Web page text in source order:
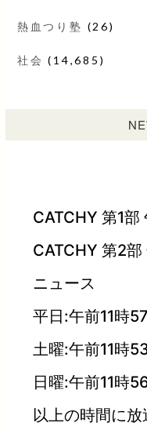
熱血つり塾 (26)
社会 (14,685)
CATCHY 第1部
CATCHY 第2部
ニュース
平日:午前11時
土曜:午前11時
日曜:午前11時
以上の時間に放